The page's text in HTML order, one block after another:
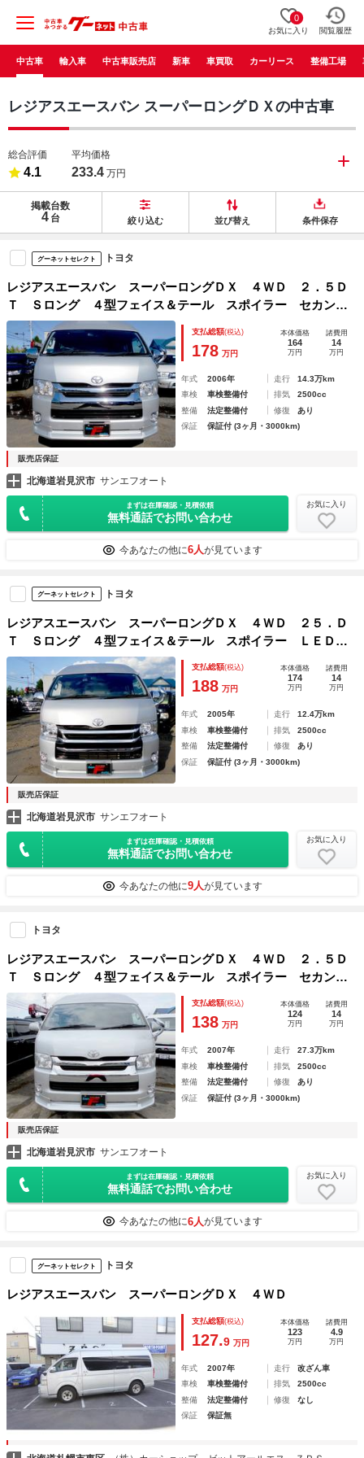
0
お気に入り 閲覧履歴
中古車 輸入車 中古車販売店 新車 車買取 カーリース 整備工場
レジアスエースバン スーパーロングＤＸの中古車
総合評価
4.1
平均価格
233.4 万円
掲載台数
4 台 絞り込む 並び替え 条件保存
グーネットセレクト トヨタ
レジアスエースバン スーパーロングＤＸ ４ＷＤ ２．５Ｄ
Ｔ Ｓロング ４型フェイス＆テール スポイラー セカンド
Ｓ－ＧＬシート ヘッド＆フォグＬＥＤ 新品噴射ポンプ搭
載 本州仕入れ リアヒーター 寒冷地仕様
支払総額(税込)
178 万円
本体価格
164
万円
諸費用
14
万円
年式 2006年 走行
14.3万km
車検
車検整備付 排気
2500cc
整備
法定整備付 修復
あり
保証
保証付 (3ヶ月・3000km)
販売店保証
北海道岩見沢市 サンエフオート
まずは在庫確認・見積依頼
無料通話でお問い合わせ
お気に入り
今あなたの他に6人が見ています
グーネットセレクト トヨタ
レジアスエースバン スーパーロングＤＸ ４ＷＤ ２５．Ｄ
Ｔ Ｓロング ４型フェイス＆テール スポイラー ＬＥＤヘ
ッドライト＆フォグ タイミングベルト交換済 ６人乗り 寒
冷地仕様
支払総額(税込)
188 万円
本体価格
174
万円
諸費用
14
万円
年式 2005年 走行
12.4万km
車検
車検整備付 排気
2500cc
整備
法定整備付 修復
あり
保証
保証付 (3ヶ月・3000km)
販売店保証
北海道岩見沢市 サンエフオート
まずは在庫確認・見積依頼
無料通話でお問い合わせ
お気に入り
今あなたの他に9人が見ています
トヨタ
レジアスエースバン スーパーロングＤＸ ４ＷＤ ２．５Ｄ
Ｔ Ｓロング ４型フェイス＆テール スポイラー セカンド
ＳーＧＬシート １００Ｖ電源 タイミングベルト交換済
支払総額(税込)
138 万円
本体価格
124
万円
諸費用
14
万円
年式 2007年 走行
27.3万km
車検
車検整備付 排気
2500cc
整備
法定整備付 修復
あり
保証
保証付 (3ヶ月・3000km)
販売店保証
北海道岩見沢市 サンエフオート
まずは在庫確認・見積依頼
無料通話でお問い合わせ
お気に入り
今あなたの他に6人が見ています
グーネットセレクト トヨタ
レジアスエースバン スーパーロングＤＸ ４ＷＤ
支払総額(税込)
127.9 万円
本体価格
123
万円
諸費用
4.9
万円
年式 2007年 走行
改ざん車
車検
車検整備付 排気
2500cc
整備
法定整備付 修復
なし
保証
保証無